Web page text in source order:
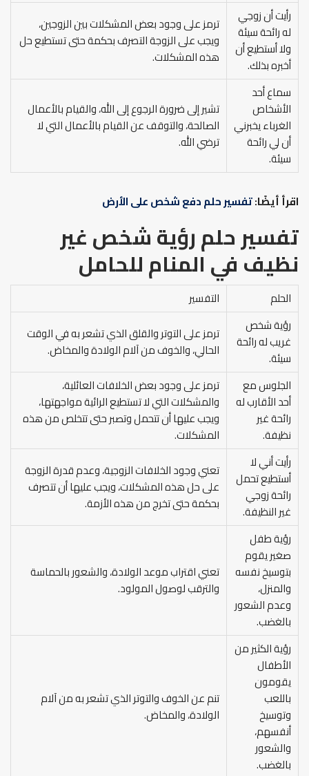
رأيت أن زوجي
له رائحة سيئة
ولا أستطيع أن
أخبره بذلك.
ترمز على وجود بعض المشكلات بين الزوجين،
ويجب على الزوجة التصرف بحكمة حتى تستطيع حل
هذه المشكلات.
سماع أحد
الأشخاص
الغرباء يخبرني
أن لي رائحة
سيئة.
تشير إلى ضرورة الرجوع إلى الله، والقيام بالأعمال
الصالحة، والتوقف عن القيام بالأعمال التي لا
ترضي الله.
اقرأ أيضًا:تفسير حلم دفع شخص على الأرض
تفسير حلم رؤية شخص غير
نظيف في المنامللحامل
الحلم
التفسير
رؤية شخص
غريب له رائحة
سيئة.
ترمز على التوتر والقلق الذي تشعر به في الوقت
الحالي، والخوف من آلام الولادة والمخاض.
الجلوس مع
أحد الأقارب له
رائحة غير
نظيفة.
ترمز على وجود بعض الخلافات العائلية،
والمشكلات التي لا تستطيع الرائية مواجهتها،
ويجب عليها أن تتحمل وتصبر حتى تتخلص من هذه
المشكلات.
رأيت أني لا
أستطيع تحمل
رائحة زوجي
غير النظيفة.
تعني وجود الخلافات الزوجية، وعدم قدرة الزوجة
على حل هذه المشكلات، ويجب عليها أن تتصرف
بحكمة حتى تخرج من هذه الأزمة.
رؤية طفل
صغير يقوم
بتوسيخ نفسه
والمنزل،
وعدم الشعور
بالغضب.
تعني اقتراب موعد الولادة، والشعور بالحماسة
والترقب لوصول المولود.
رؤية الكثير من
الأطفال
يقومون
باللعب
وتوسيخ
أنفسهم،
والشعور
بالغضب.
تنم عن الخوف والتوتر الذي تشعر به من آلام
الولادة، والمخاض.